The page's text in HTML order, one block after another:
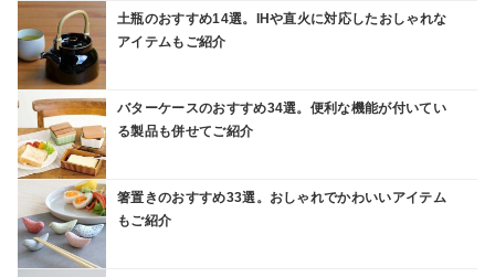
土瓶のおすすめ14選。IHや直火に対応したおしゃれな
アイテムもご紹介
バターケースのおすすめ34選。便利な機能が付いてい
る製品も併せてご紹介
箸置きのおすすめ33選。おしゃれでかわいいアイテム
もご紹介